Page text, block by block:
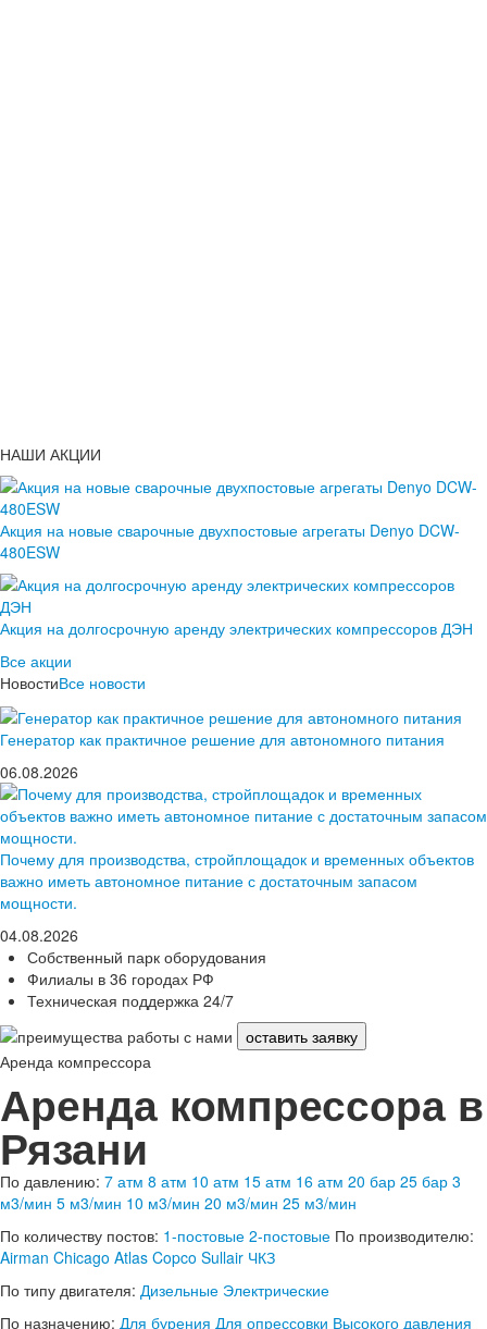
НАШИ АКЦИИ
Акция на новые сварочные двухпостовые агрегаты Denyo DCW-
480ESW
Акция на долгосрочную аренду электрических компрессоров ДЭН
Все акции
НовостиВсе новости
Генератор как практичное решение для автономного питания
06.08.2026
Почему для производства, стройплощадок и временных объектов
важно иметь автономное питание с достаточным запасом
мощности.
04.08.2026
Собственный парк оборудования
Филиалы в 36 городах РФ
Техническая поддержка 24/7
оставить заявку
Аренда компрессора
Аренда компрессора в
Рязани
По давлению: 7 атм 8 атм 10 атм 15 атм 16 атм 20 бар 25 бар 3
м3/мин 5 м3/мин 10 м3/мин 20 м3/мин 25 м3/мин
По количеству постов: 1-постовые 2-постовые По производителю:
Airman Chicago Atlas Copco Sullair ЧКЗ
По типу двигателя: Дизельные Электрические
По назначению: Для бурения Для опрессовки Высокого давления